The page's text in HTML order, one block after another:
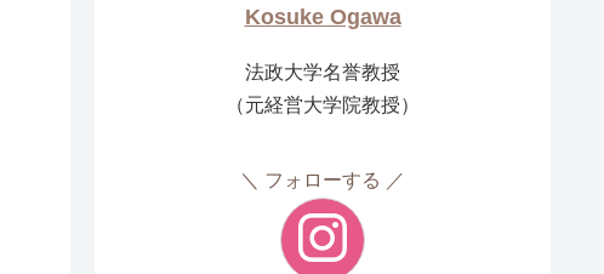
Kosuke Ogawa
法政大学名誉教授
（元経営大学院教授）
フォローする